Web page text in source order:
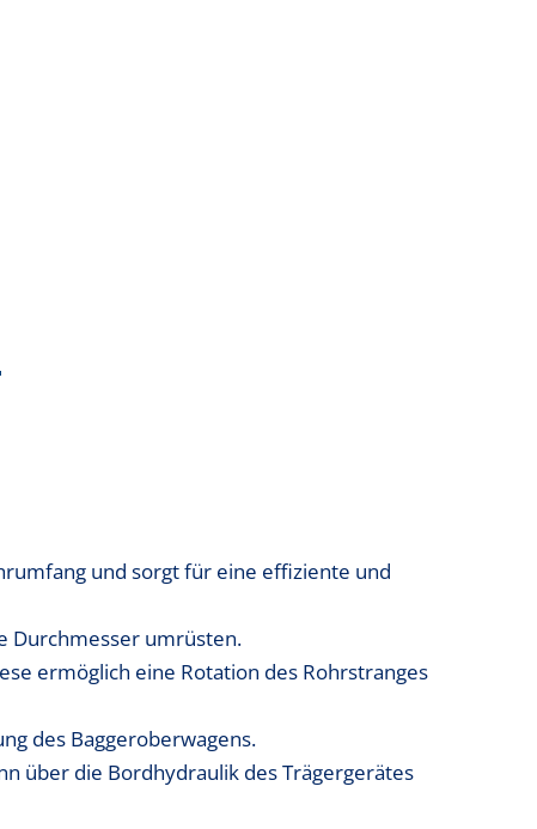
und sorgt für eine effiziente und
Durchmesser umrüsten.
ermöglich eine Rotation des Rohrstranges
des Baggeroberwagens.
über die Bordhydraulik des Trägergerätes